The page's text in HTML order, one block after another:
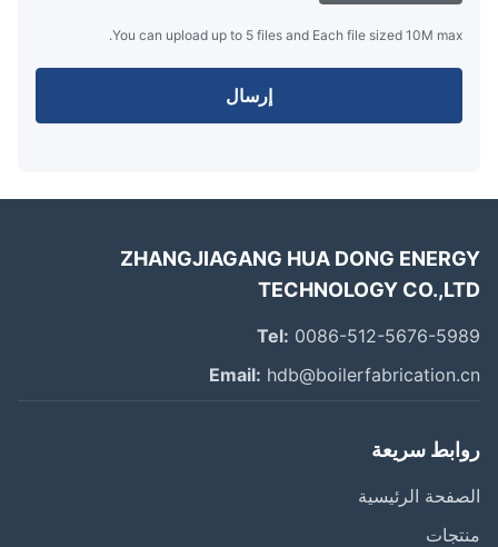
You can upload up to 5 files and Each file sized 10M max.
إرسال
ZHANGJIAGANG HUA DONG
TECHNOLOGY
Tel:0086-512-5676-
Email:
سريعة
الرئيسية